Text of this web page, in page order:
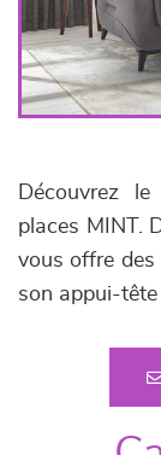
Découvrez
places MINT.
vous offre des
son appui-tête